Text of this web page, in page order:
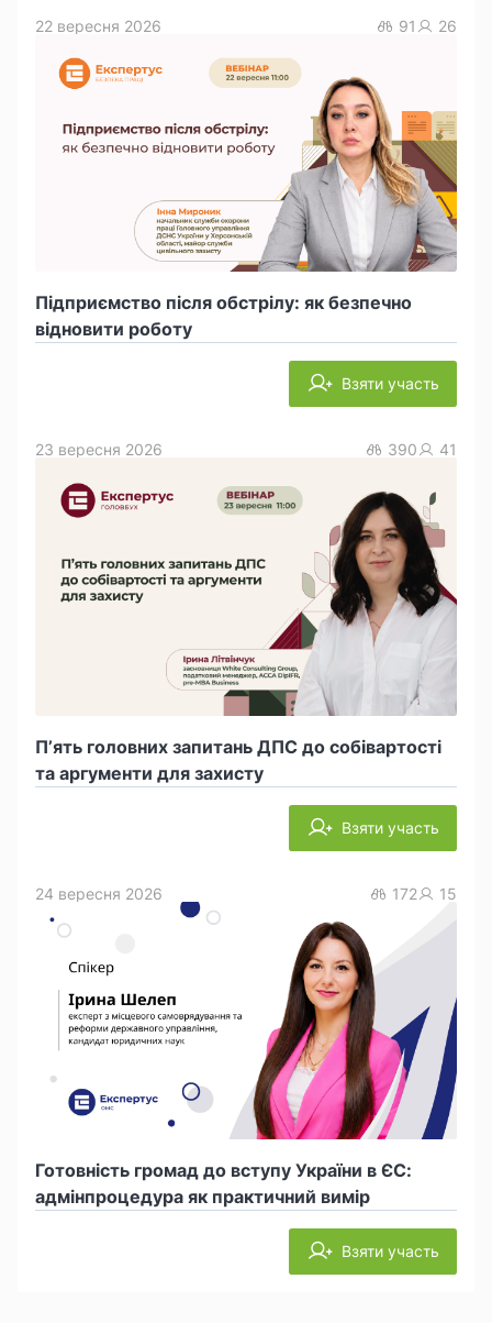
Підприємство після обстрілу: як безпечно
відновити роботу
22 вересня 2026 91 26
Взяти участь
П’ять головних запитань ДПС до собівартості
та аргументи для захисту
23 вересня 2026 390 41
Взяти участь
Готовність громад до вступу України в ЄС:
адмінпроцедура як практичний вимір
24 вересня 2026 172 15
Взяти участь